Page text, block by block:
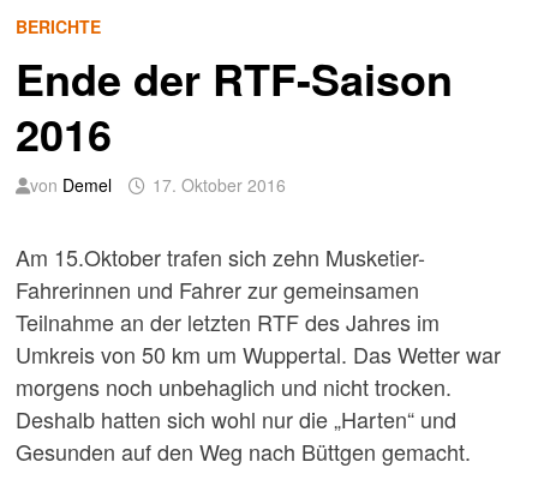
BERICHTE
Ende der RTF-Saison
2016
von Demel 17. Oktober 2016
Am 15.Oktober trafen sich zehn Musketier-
Fahrerinnen und Fahrer zur gemeinsamen
Teilnahme an der letzten RTF des Jahres im
Umkreis von 50 km um Wuppertal. Das Wetter war
morgens noch unbehaglich und nicht trocken.
Deshalb hatten sich wohl nur die „Harten“ und
Gesunden auf den Weg nach Büttgen gemacht.